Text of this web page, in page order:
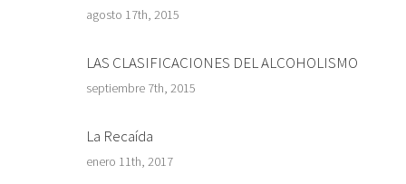
agosto 17th, 2015
LAS CLASIFICACIONES DEL ALCOHOLISMO
septiembre 7th, 2015
La Recaída
enero 11th, 2017